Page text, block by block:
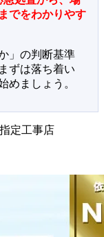
でをわかりやす
」の判断基準
ずは落ち着い
めましょう。
定工事店